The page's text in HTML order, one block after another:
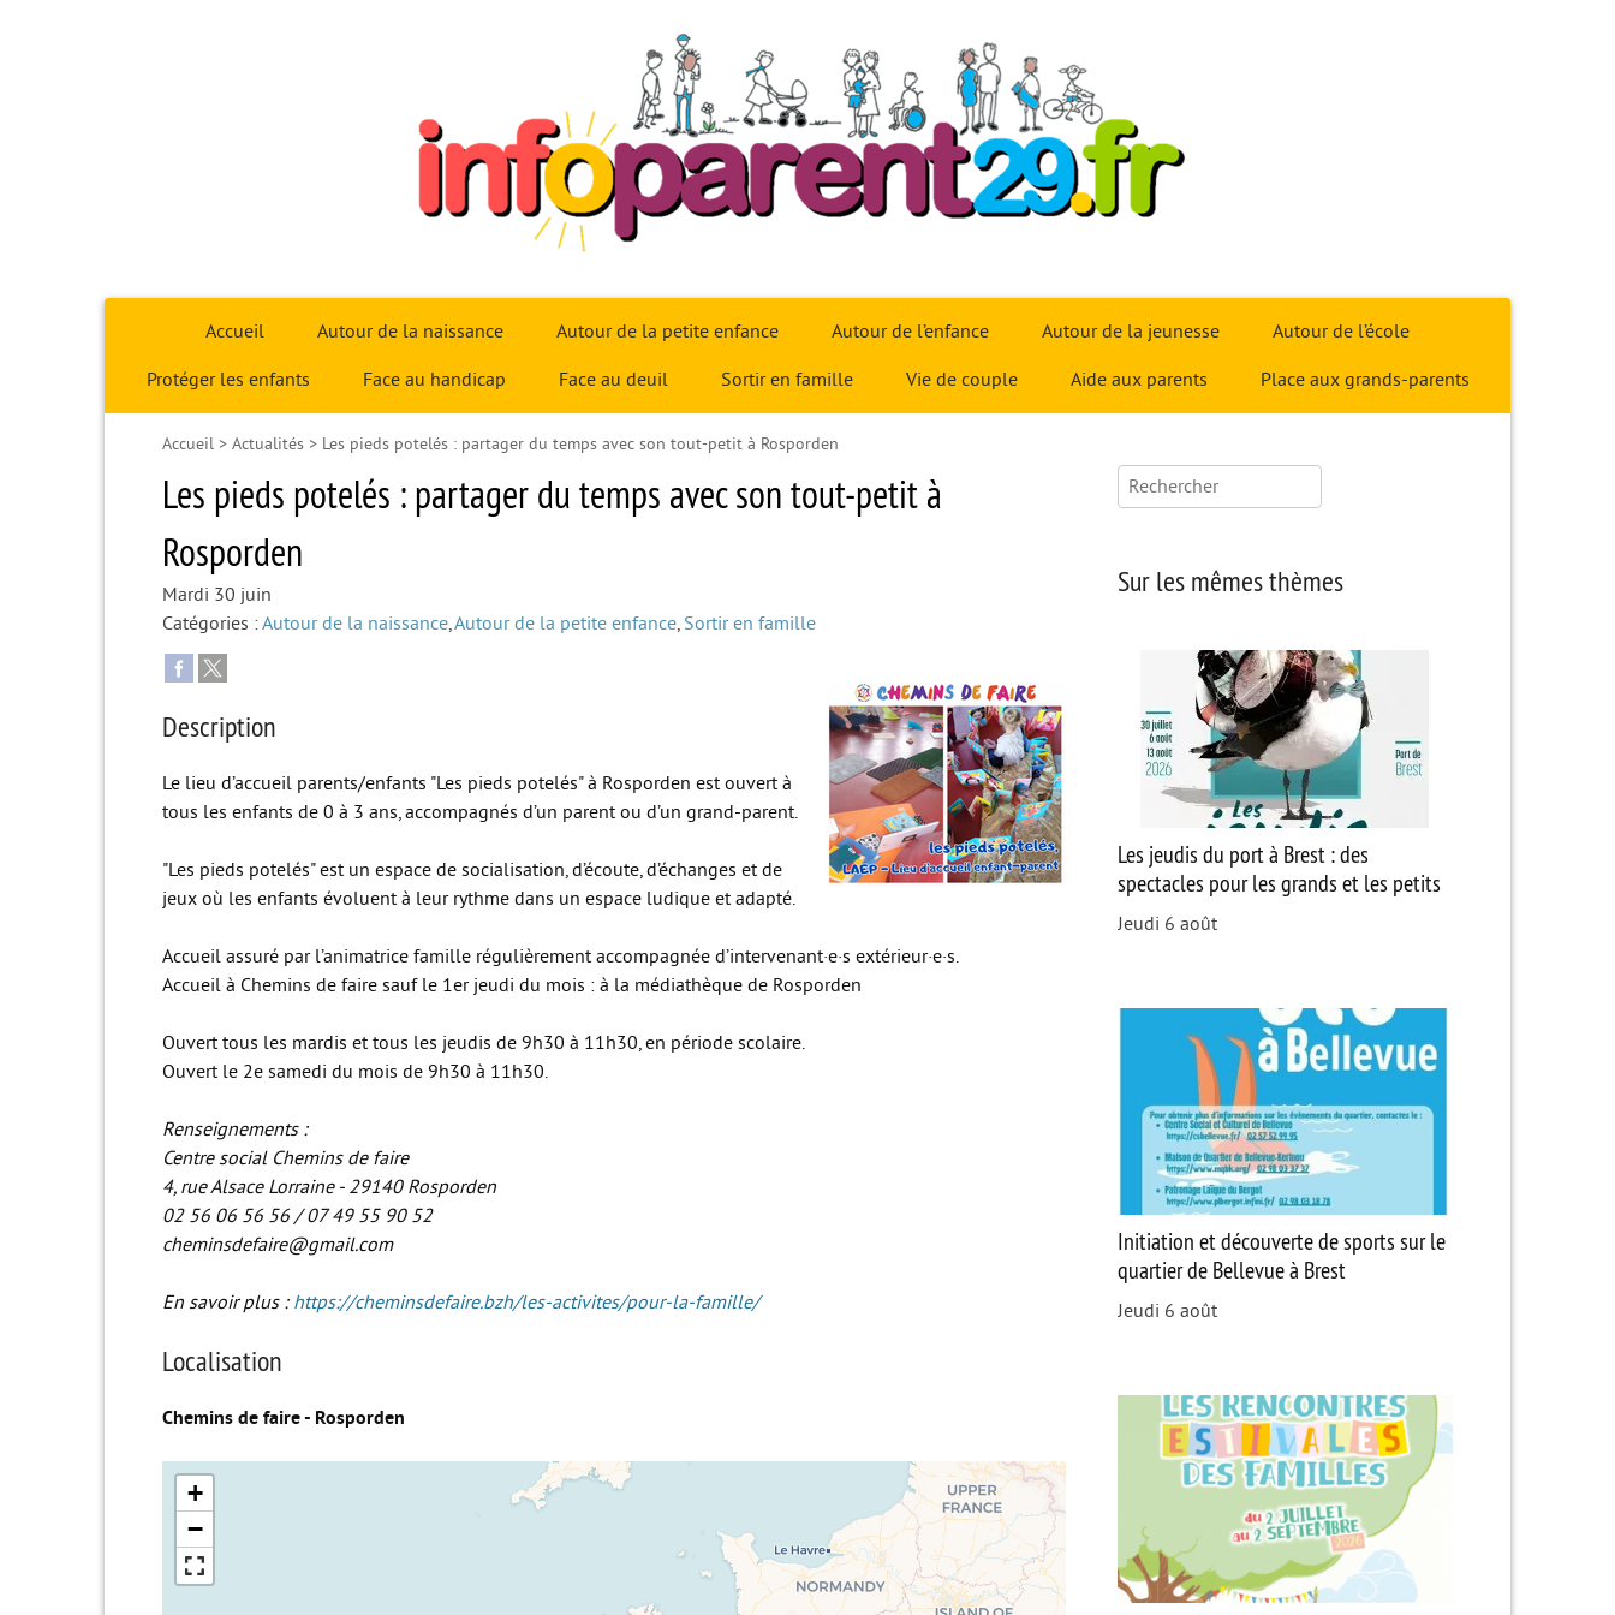
Infoparent29
Accueil Autour de la naissance Autour de la petite enfance Autour de l’enfance Autour de la jeunesse Autour de l’école
Protéger les enfants Face au handicap Face au deuil Sortir en famille Vie de couple Aide aux parents Place aux grands-parents
Accueil > Actualités > Les pieds potelés : partager du temps avec son tout-petit à Rosporden
Les pieds potelés : partager du temps avec son tout-petit à
Rosporden
Mardi 30 juin
Catégories :Autour de la naissance,Autour de la petite enfance, Sortir en famille
Description
Le lieu d’accueil parents/enfants "Les pieds potelés" à Rosporden est ouvert à
tous les enfants de 0 à 3 ans, accompagnés d’un parent ou d’un grand-parent.
"Les pieds potelés" est un espace de socialisation, d’écoute, d’échanges et de
jeux où les enfants évoluent à leur rythme dans un espace ludique et adapté.
Accueil assuré par l’animatrice famille régulièrement accompagnée d’intervenant·e·s extérieur·e·s.
Accueil à Chemins de faire sauf le 1er jeudi du mois : à la médiathèque de Rosporden
Ouvert tous les mardis et tous les jeudis de 9h30 à 11h30, en période scolaire.
Ouvert le 2e samedi du mois de 9h30 à 11h30.
Renseignements :
Centre social Chemins de faire
4, rue Alsace Lorraine - 29140 Rosporden
02 56 06 56 56 / 07 49 55 90 52
cheminsdefaire@gmail.com
En savoir plus : https://cheminsdefaire.bzh/les-activites/pour-la-famille/
Localisation
Chemins de faire - Rosporden
+
−
Rechercher :
Sur les mêmes thèmes
Les jeudis du port à Brest : des
spectacles pour les grands et les petits
Jeudi 6 août
Initiation et découverte de sports sur le
quartier de Bellevue à Brest
Jeudi 6 août